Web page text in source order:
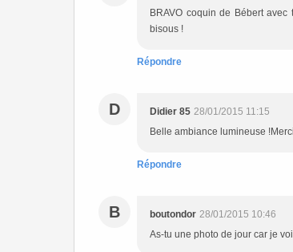
BRAVO coquin de Bébert
bisous !
Répondre
D Didier 85 28/01/2015 11:15
Belle ambiance lumineuse
Répondre
B boutondor 28/01/2015 10:46
As-tu une photo de jour car je